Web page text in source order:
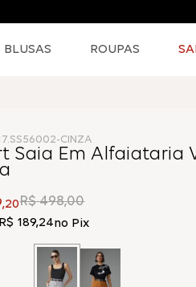
BLUSAS ROUPAS
CINZA
Saia Em Alfaiataria
,20R$ 498,00
R$ 189,24no Pix